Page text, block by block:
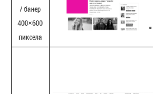
/ банер
400×600
пиксела